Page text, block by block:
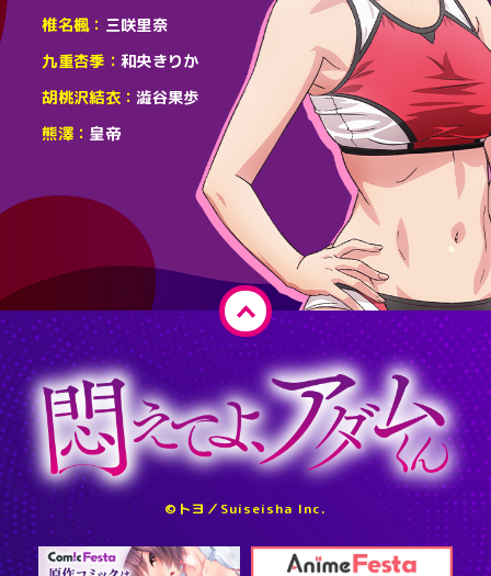
椎名楓
三咲里奈
九重杏季
和央きりか
胡桃沢結衣
澁谷果歩
熊澤
皇帝
ペ
ー
ジ
ト
ッ
プ
戻
る
©トヨ／Suiseisha Inc.